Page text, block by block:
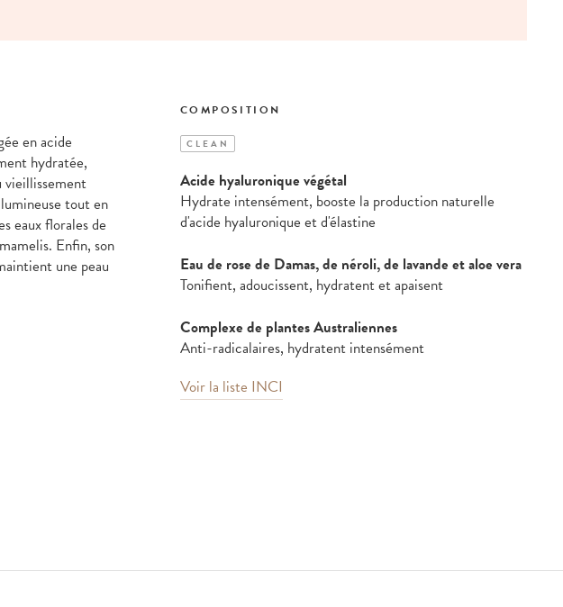
COMPOSITION
en acide
hydratée,
vieillissement
tout en
eaux florales de
Enfin, son
une peau
CLEAN
Acide hyaluronique végétal
Hydrate intensément, booste la production naturelle
d'acide hyaluronique et d'élastine
Eau de rose de Damas, de néroli, de lavande et aloe vera
Tonifient, adoucissent, hydratent et apaisent
Complexe de plantes Australiennes
Anti-radicalaires, hydratent intensément
Voir la liste INCI